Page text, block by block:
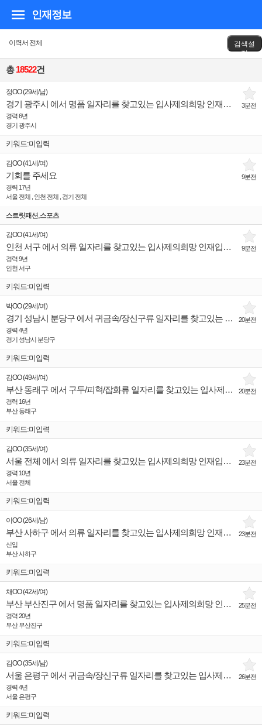
인재정보
이력서 전체
검색설
정
총18522건
3분전
정OO(29세 /남)
경기 광주시 에서 명품 일자리를 찾고있는 입사제의희망 인재입니다.
경력 6년
경기 광주시
키워드:미입력
9분전
김OO(41세 /여)
기회를 주세요
경력 17년
서울 전체 , 인천 전체 , 경기 전체
스트릿패션,스포츠
9분전
김OO(41세 /여)
인천 서구 에서 의류 일자리를 찾고있는 입사제의희망 인재입니다.
경력 9년
인천 서구
키워드:미입력
20분전
박OO(29세 /여)
경기 성남시 분당구 에서 귀금속/장신구류 일자리를 찾고있는 입사제의희망 인재입니다.
경력 4년
경기 성남시 분당구
키워드:미입력
20분전
김OO(49세 /여)
부산 동래구 에서 구두/피혁/잡화류 일자리를 찾고있는 입사제의희망 인재입니다.
경력 16년
부산 동래구
키워드:미입력
23분전
김OO(35세 /여)
서울 전체 에서 의류 일자리를 찾고있는 입사제의희망 인재입니다.
경력 10년
서울 전체
키워드:미입력
23분전
이OO(26세 /남)
부산 사하구 에서 의류 일자리를 찾고있는 입사제의희망 인재입니다.
신입
부산 사하구
키워드:미입력
25분전
채OO(42세 /여)
부산 부산진구 에서 명품 일자리를 찾고있는 입사제의희망 인재입니다.
경력 20년
부산 부산진구
키워드:미입력
26분전
김OO(35세 /남)
서울 은평구 에서 귀금속/장신구류 일자리를 찾고있는 입사제의희망 인재입니다.
경력 4년
서울 은평구
키워드:미입력